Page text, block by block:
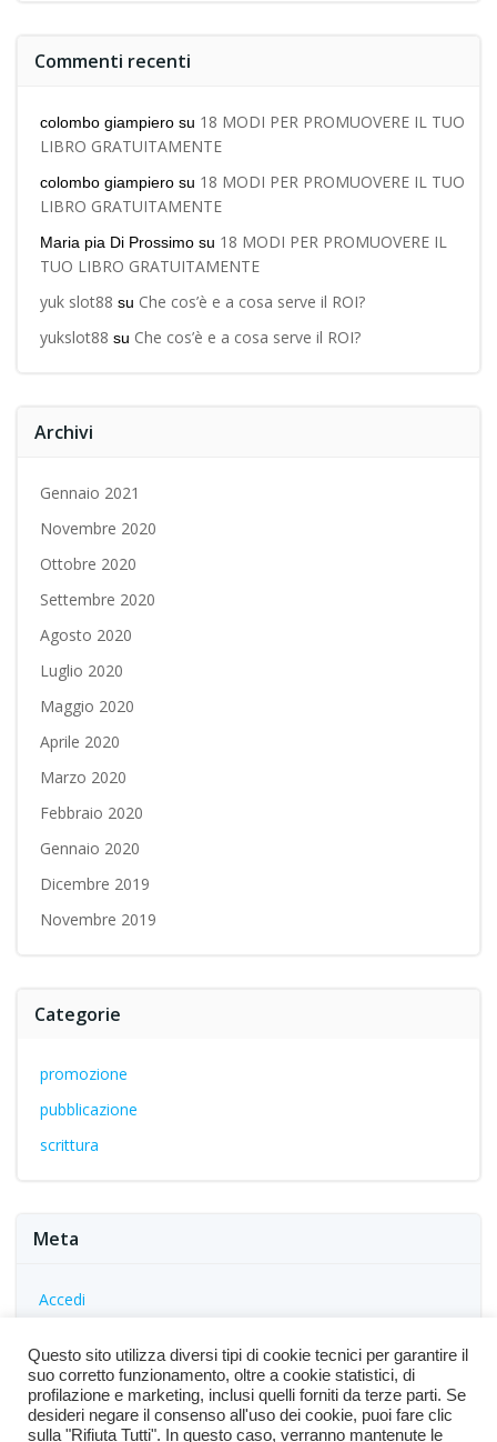
Commenti recenti
colombo giampiero su 18 MODI PER PROMUOVERE IL TUO
LIBRO GRATUITAMENTE
colombo giampiero su 18 MODI PER PROMUOVERE IL TUO
LIBRO GRATUITAMENTE
Maria pia Di Prossimo su 18 MODI PER PROMUOVERE IL
TUO LIBRO GRATUITAMENTE
yuk slot88 su Che cos’è e a cosa serve il ROI?
yukslot88 su Che cos’è e a cosa serve il ROI?
Archivi
Gennaio 2021
Novembre 2020
Ottobre 2020
Settembre 2020
Agosto 2020
Luglio 2020
Maggio 2020
Aprile 2020
Marzo 2020
Febbraio 2020
Gennaio 2020
Dicembre 2019
Novembre 2019
Categorie
promozione
pubblicazione
scrittura
Meta
Accedi
Feed dei commenti
WordPress.org
Questo sito utilizza diversi tipi di cookie tecnici per garantire il
suo corretto funzionamento, oltre a cookie statistici, di
profilazione e marketing, inclusi quelli forniti da terze parti. Se
desideri negare il consenso all'uso dei cookie, puoi fare clic
sulla "Rifiuta Tutti". In questo caso, verranno mantenute le